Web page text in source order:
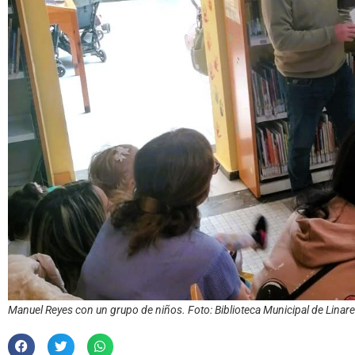
Manuel Reyes con un grupo de niños. Foto: Biblioteca Municipal de